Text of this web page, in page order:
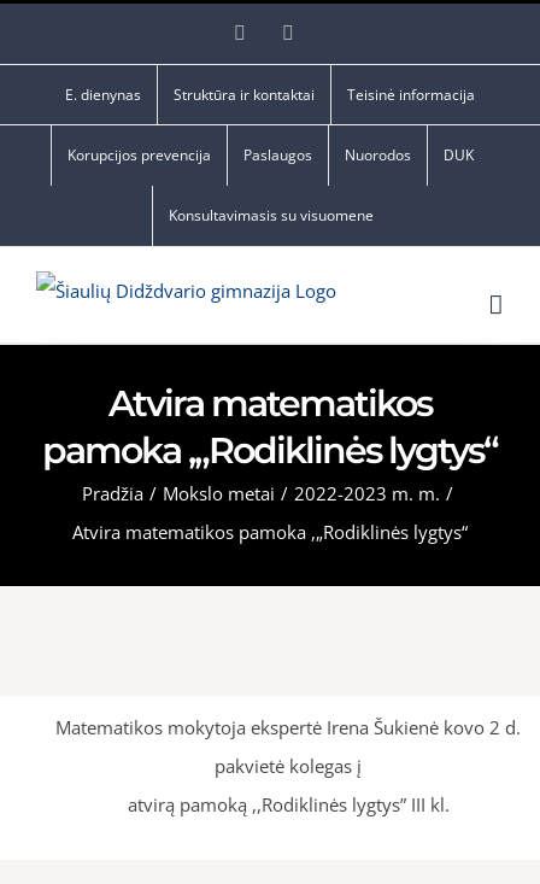
Facebook
E. dienynas Struktūra ir kontaktai Teisinė informacija
Korupcijos prevencija Paslaugos Nuorodos DUK
Konsultavimasis su visuomene
Atvira matematikos
pamoka ,„Rodiklinės lygtys“
Pradžia / Mokslo metai / 2022-2023 m. m. /
Atvira matematikos pamoka ,„Rodiklinės lygtys“
Matematikos mokytoja ekspertė Irena Šukienė kovo 2 d.
pakvietė kolegas į
atvirą pamoką ,,Rodiklinės lygtys” III kl.